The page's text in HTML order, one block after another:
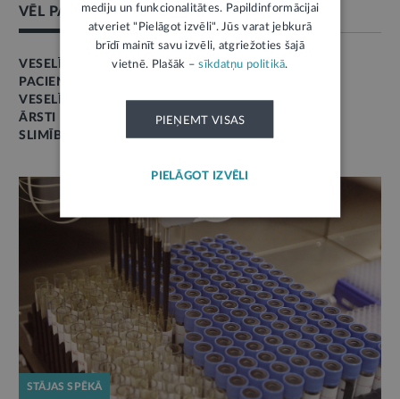
VĒL PAR ŠO TĒMU
VESELĪBA
PACIENTA TIESĪBAS
VESELĪBAS APRŪPE
ĀRSTI
SLIMĪBA
STĀJAS SPĒKĀ
mediju un funkcionalitātes. Papildinformācijai
atveriet "Pielāgot izvēli". Jūs varat jebkurā
brīdī mainīt savu izvēli, atgriežoties šajā
vietnē. Plašāk –sīkdatņu politikā.
PIEŅEMT VISAS
PIELĀGOT IZVĒLI